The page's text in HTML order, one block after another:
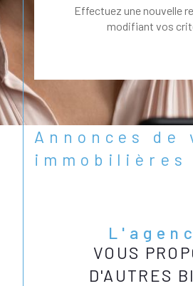
Effectuez une nouvelle
modifiant vos
Annonces de ventes
immobilières
VOUS
D'AUTRES